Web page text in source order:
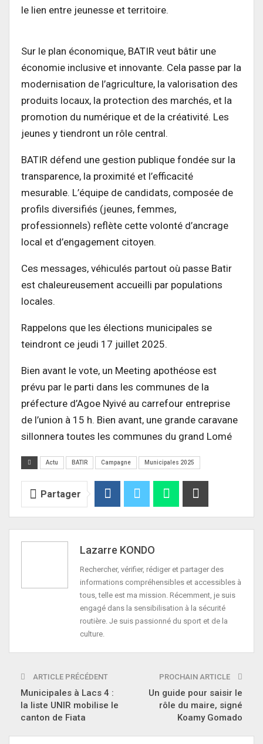
le lien entre jeunesse et territoire.
Sur le plan économique, BATIR veut bâtir une
économie inclusive et innovante. Cela passe par la
modernisation de l’agriculture, la valorisation des
produits locaux, la protection des marchés, et la
promotion du numérique et de la créativité. Les
jeunes y tiendront un rôle central.
BATIR défend une gestion publique fondée sur la
transparence, la proximité et l’efficacité
mesurable. L’équipe de candidats, composée de
profils diversifiés (jeunes, femmes,
professionnels) reflète cette volonté d’ancrage
local et d’engagement citoyen.
Ces messages, véhiculés partout où passe Batir
est chaleureusement accueilli par populations
locales.
Rappelons que les élections municipales se
teindront ce jeudi 17 juillet 2025.
Bien avant le vote, un Meeting apothéose est
prévu par le parti dans les communes de la
préfecture d’Agoe Nyivé au carrefour entreprise
de l’union à 15 h. Bien avant, une grande caravane
sillonnera toutes les communes du grand Lomé
Actu BATIR Campagne Municipales 2025
Partager
Lazarre KONDO
Rechercher, vérifier, rédiger et partager des
informations compréhensibles et accessibles à
tous, telle est ma mission. Récemment, je suis
engagé dans la sensibilisation à la sécurité
routière. Je suis passionné du sport et de la
culture.
ARTICLE PRÉCÉDENT
Municipales à Lacs 4 :
la liste UNIR mobilise le
canton de Fiata
PROCHAIN ARTICLE
Un guide pour saisir le
rôle du maire, signé
Koamy Gomado